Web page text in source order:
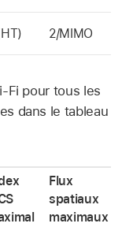
2/MIMO
Fi pour tous les
dans le tableau
Flux
spatiaux
maximaux